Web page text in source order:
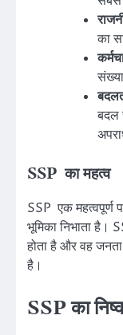
का
बदल
SSP का महत्व
SSP एक महत्वपूर्ण
भूमिका निभाता है।
होता है और वह जनता
है।
SSP का